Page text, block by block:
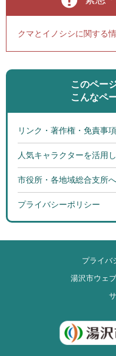
クマとイノシシに関する
このペー
こんなペ
リンク・著作権・免責事項
人気キャラクターを活用
市役所・各地域総合支所
プライバシーポリシー
プライバ
湯沢市ウェ